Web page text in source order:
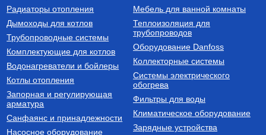
нагрева напольный из
нержавеющей стали STINOX F
500 л., арт.: 805F0050
127 190Руб.
Купить
Труба напорная из сшитого
полиэтилена с барьерным
слоем EVOH, тип PE-Xa
16(2.2) бухта 100 м,
VA1622.3.C.100
7 300Руб.
Радиаторы отопления
Дымоходы для котлов
Трубопроводные системы
Комплектующие для котлов
Водонагреватели и бойлеры
Котлы отопления
Запорная и регулирующая
арматура
Санфаянс и принадлежности
Насосное оборудование
Мебель для ванной комнаты
Теплоизоляция для
трубопроводов
Оборудование Danfoss
Коллекторные системы
Системы электрического
обогрева
Фильтры для воды
Климатическое оборудование
Зарядные устройства